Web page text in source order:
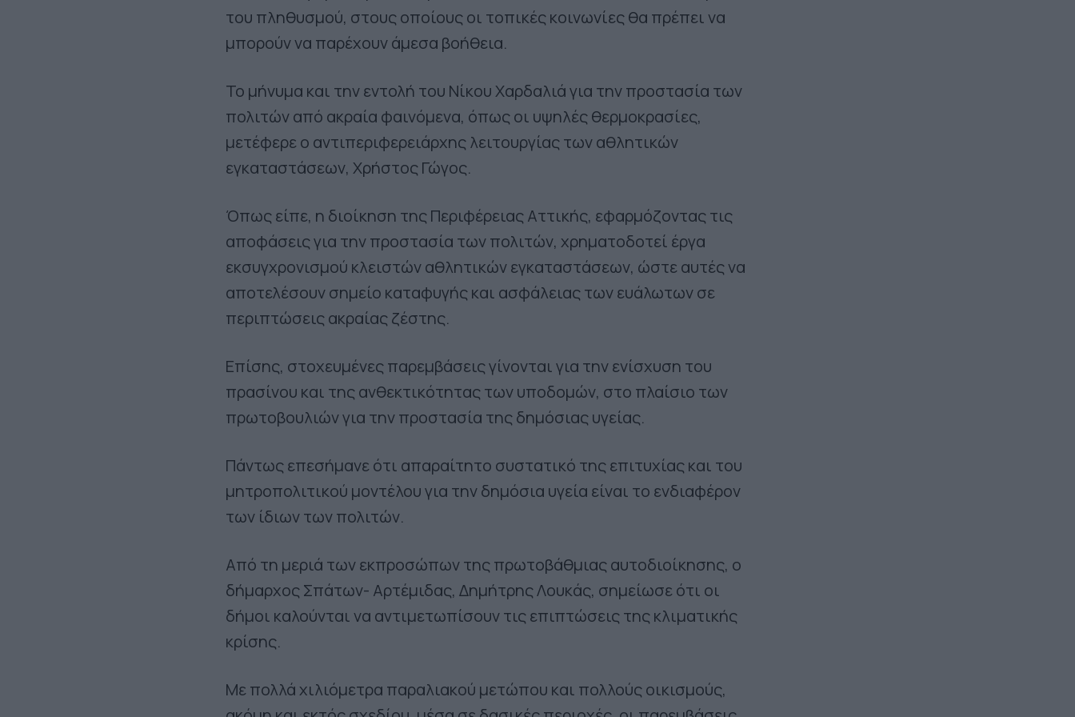
του πληθυσμού, στους οποίους οι τοπικές κοινωνίες θα πρέπει να
μπορούν να παρέχουν άμεσα βοήθεια.
Το μήνυμα και την εντολή του Νίκου Χαρδαλιά για την προστασία των
πολιτών από ακραία φαινόμενα, όπως οι υψηλές θερμοκρασίες,
μετέφερε ο αντιπεριφερειάρχης λειτουργίας των αθλητικών
εγκαταστάσεων, Χρήστος Γώγος.
Όπως είπε, η διοίκηση της Περιφέρειας Αττικής, εφαρμόζοντας τις
αποφάσεις για την προστασία των πολιτών, χρηματοδοτεί έργα
εκσυγχρονισμού κλειστών αθλητικών εγκαταστάσεων, ώστε αυτές να
αποτελέσουν σημείο καταφυγής και ασφάλειας των ευάλωτων σε
περιπτώσεις ακραίας ζέστης.
Επίσης, στοχευμένες παρεμβάσεις γίνονται για την ενίσχυση του
πρασίνου και της ανθεκτικότητας των υποδομών, στο πλαίσιο των
πρωτοβουλιών για την προστασία της δημόσιας υγείας.
Πάντως επεσήμανε ότι απαραίτητο συστατικό της επιτυχίας και του
μητροπολιτικού μοντέλου για την δημόσια υγεία είναι το ενδιαφέρον
των ίδιων των πολιτών.
Από τη μεριά των εκπροσώπων της πρωτοβάθμιας αυτοδιοίκησης, ο
δήμαρχος Σπάτων- Αρτέμιδας, Δημήτρης Λουκάς, σημείωσε ότι οι
δήμοι καλούνται να αντιμετωπίσουν τις επιπτώσεις της κλιματικής
κρίσης.
Με πολλά χιλιόμετρα παραλιακού μετώπου και πολλούς οικισμούς,